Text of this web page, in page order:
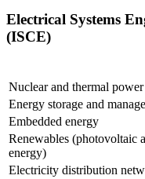
Electrical Systems
(ISCE)
Nuclear and thermal
Energy storage and
Embedded energy
Renewables (photovoltaic
energy)
Electricity distribution